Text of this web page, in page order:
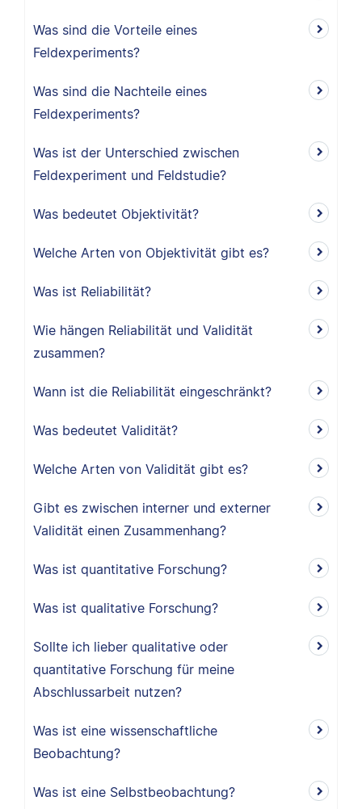
Was sind die Vorteile eines
Feldexperiments?
Was sind die Nachteile eines
Feldexperiments?
Was ist der Unterschied zwischen
Feldexperiment und Feldstudie?
Was bedeutet Objektivität?
Welche Arten von Objektivität gibt es?
Was ist Reliabilität?
Wie hängen Reliabilität und Validität
zusammen?
Wann ist die Reliabilität eingeschränkt?
Was bedeutet Validität?
Welche Arten von Validität gibt es?
Gibt es zwischen interner und externer
Validität einen Zusammenhang?
Was ist quantitative Forschung?
Was ist qualitative Forschung?
Sollte ich lieber qualitative oder
quantitative Forschung für meine
Abschlussarbeit nutzen?
Was ist eine wissenschaftliche
Beobachtung?
Was ist eine Selbstbeobachtung?